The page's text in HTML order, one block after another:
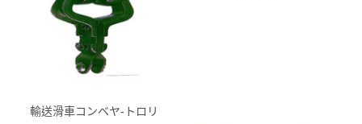
輸送滑車コンベヤ-トロリ